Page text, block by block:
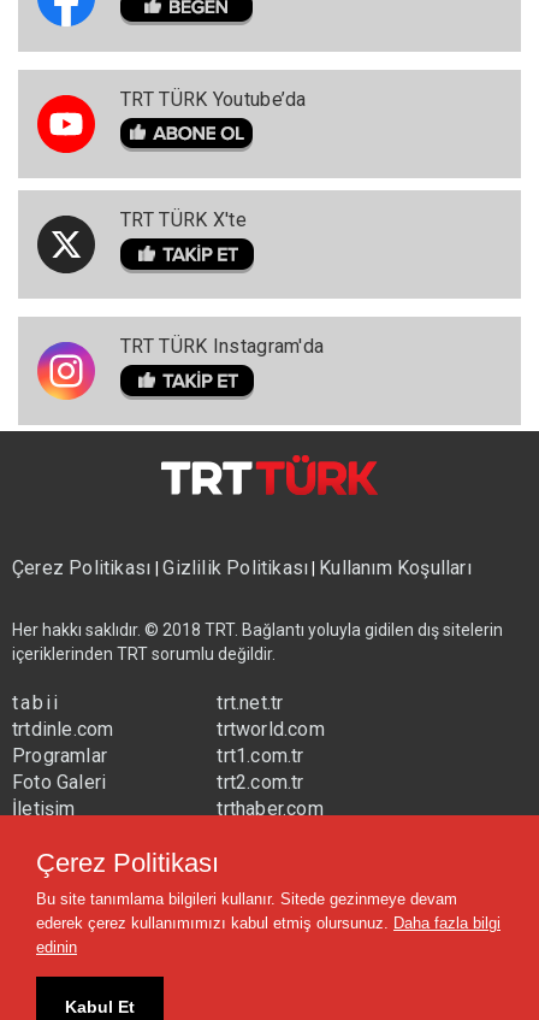
TRT TÜRK Youtube’da
TRT TÜRK X'te
TRT TÜRK Instagram'da
Çerez Politikası|Gizlilik Politikası| Kullanım Koşulları
Her hakkı saklıdır. © 2018 TRT. Bağlantı yoluyla gidilen dış sitelerin
içeriklerinden TRT sorumlu değildir.
tabii
trtdinle.com
Programlar
Foto Galeri
İletişim
trt.net.tr
trtworld.com
trt1.com.tr
trt2.com.tr
trthaber.com
trtavaz.com.tr
trtmuzik.net.tr
trtcocuk.net.tr
Çerez Politikası
Bu site tanımlama bilgileri kullanır. Sitede gezinmeye devam
ederek çerez kullanımımızı kabul etmiş olursunuz. Daha fazla bilgi
edinin
Kabul Et